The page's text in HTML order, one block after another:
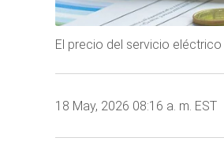
El precio del servicio
18 May, 2026 08:16 a. m. EST